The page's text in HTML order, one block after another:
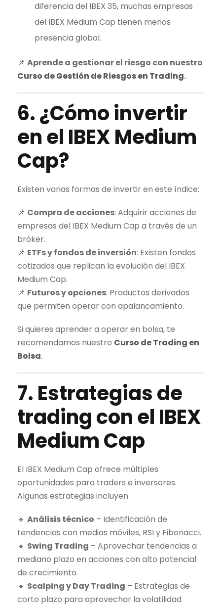
diferencia del IBEX 35, muchas empresas
del IBEX Medium Cap tienen menos
presencia global.
📌 Aprende a gestionar el riesgo con nuestro
Curso de Gestión de Riesgos en Trading.
6. ¿Cómo invertir
en el IBEX Medium
Cap?
Existen varias formas de invertir en este índice:
📌 Compra de acciones: Adquirir acciones de
empresas del IBEX Medium Cap a través de un
bróker.
📌 ETFs y fondos de inversión: Existen fondos
cotizados que replican la evolución del IBEX
Medium Cap.
📌 Futuros y opciones: Productos derivados
que permiten operar con apalancamiento.
Si quieres aprender a operar en bolsa, te
recomendamos nuestro Curso deTrading en
Bolsa.
7. Estrategias de
tradingcon el IBEX
Medium Cap
El IBEX Medium Cap ofrece múltiples
oportunidades para traders e inversores.
Algunas estrategias incluyen:
🔹 Análisis técnico – Identificación de
tendencias con medias móviles, RSI y Fibonacci.
🔹 Swing Trading – Aprovechar tendencias a
mediano plazo en acciones con alto potencial
de crecimiento.
🔹 Scalping yDay Trading – Estrategias de
corto plazo para aprovechar la volatilidad